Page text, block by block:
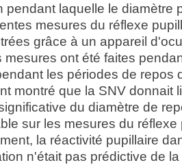
pendant laquelle le diamètre
mesures du réflexe
grâce à un appareil
mesures ont été faites
les périodes de repos
montré que la SNV donnait
du diamètre de
sur les mesures du réflexe
la réactivité pupillaire
n'était pas prédictive de